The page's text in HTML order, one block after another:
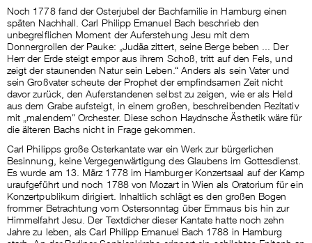
Noch 1778 fand der Osterjubel der Bachfamilie in Hamburg einen
späten Nachhall. Carl Philipp Emanuel Bach beschrieb den
unbegreiflichen Moment der Auferstehung Jesu mit dem
Donnergrollen der Pauke: „Judäa zittert, seine Berge beben ... Der
Herr der Erde steigt empor aus ihrem Schoß, tritt auf den Fels, und
zeigt der staunenden Natur sein Leben.“ Anders als sein Vater und
sein Großvater scheute der Prophet der empfindsamen Zeit nicht
davor zurück, den Auferstandenen selbst zu zeigen, wie er als Held
aus dem Grabe aufsteigt, in einem großen, beschreibenden Rezitativ
mit „malendem“ Orchester. Diese schon Haydnsche Ästhetik wäre für
die älteren Bachs nicht in Frage gekommen.
Carl Philipps große Osterkantate war ein Werk zur bürgerlichen
Besinnung, keine Vergegenwärtigung des Glaubens im Gottesdienst.
Es wurde am 13. März 1778 im Hamburger Konzertsaal auf der Kamp
uraufgeführt und noch 1788 von Mozart in Wien als Oratorium für ein
Konzertpublikum dirigiert. Inhaltlich schlägt es den großen Bogen
frommer Betrachtung vom Ostersonntag über Emmaus bis hin zur
Himmelfahrt Jesu. Der Textdicher dieser Kantate hatte noch zehn
Jahre zu leben, als Carl Philipp Emanuel Bach 1788 in Hamburg